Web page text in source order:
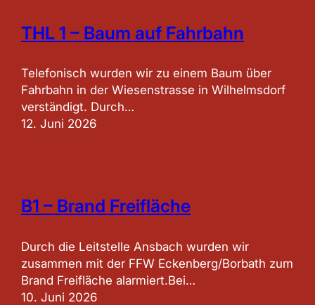
THL 1 – Baum auf Fahrbahn
Telefonisch wurden wir zu einem Baum über
Fahrbahn in der Wiesenstrasse in Wilhelmsdorf
verständigt. Durch…
12. Juni 2026
B1 – Brand Freifläche
Durch die Leitstelle Ansbach wurden wir
zusammen mit der FFW Eckenberg/Borbath zum
Brand Freifläche alarmiert.Bei…
10. Juni 2026